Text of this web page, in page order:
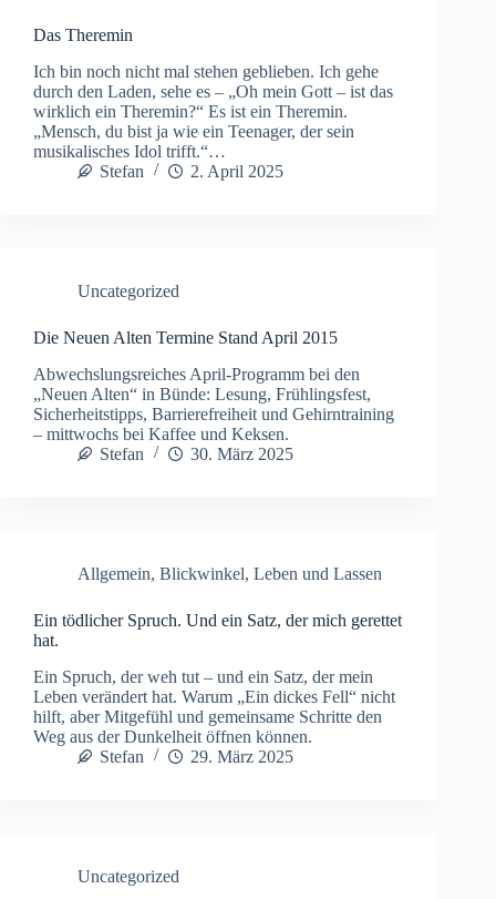
Das Theremin
Ich bin noch nicht mal stehen geblieben. Ich gehe
durch den Laden, sehe es – „Oh mein Gott – ist das
wirklich ein Theremin?“ Es ist ein Theremin.
„Mensch, du bist ja wie ein Teenager, der sein
musikalisches Idol trifft.“…
Stefan
2. April 2025
Uncategorized
Die Neuen Alten Termine Stand April 2015
Abwechslungsreiches April-Programm bei den
„Neuen Alten“ in Bünde: Lesung, Frühlingsfest,
Sicherheitstipps, Barrierefreiheit und Gehirntraining
– mittwochs bei Kaffee und Keksen.
Stefan
30. März 2025
Allgemein, Blickwinkel, Leben und Lassen
Ein tödlicher Spruch. Und ein Satz, der mich gerettet
hat.
Ein Spruch, der weh tut – und ein Satz, der mein
Leben verändert hat. Warum „Ein dickes Fell“ nicht
hilft, aber Mitgefühl und gemeinsame Schritte den
Weg aus der Dunkelheit öffnen können.
Stefan
29. März 2025
Uncategorized